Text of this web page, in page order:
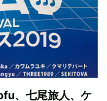
、七尾旅人、ケ